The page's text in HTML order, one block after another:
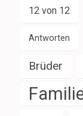
12 von 12
Antworten
Brüder